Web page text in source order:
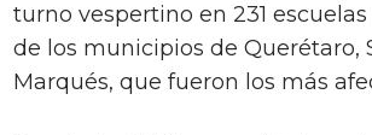
turno vespertino en 231
de los municipios de Querétaro,
Marqués, que fueron los más